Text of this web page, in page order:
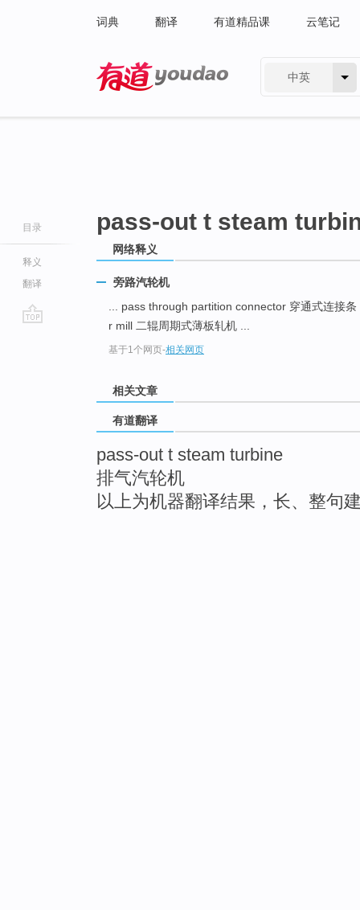
词典 翻译 有道精品课 云笔记
中英
目录
释义
翻译
pass-out t steam
网络释义
旁路汽轮机
... pass through partition connector 穿通式连接条
r mill 二辊周期式薄板轧机 ...
基于1个网页-相关网页
相关文章
有道翻译
pass-out t steam turbine
排气汽轮机
以上为机器翻译结果，长、整句